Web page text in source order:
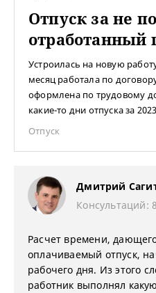
Отпуск за не
отработанный
Устроилась на новую
месяц работала по
оформлена по трудовому
какие-то дни отпуска за
Отпуск
Дмитрий
Консультаций:
Расчет времени,
оплачиваемый отпуск,
рабочего дня. Из этого
работник выполнял